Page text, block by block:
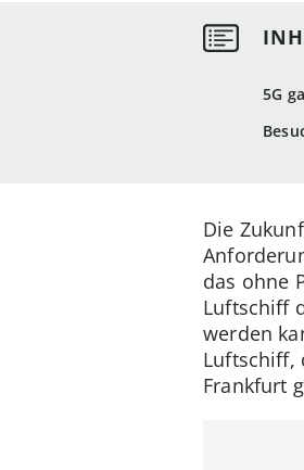
5G
Die
das ohne
Luftschiff
werden
Luftschiff,
Frankfurt